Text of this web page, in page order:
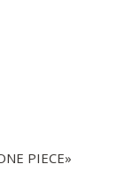
PIECE»